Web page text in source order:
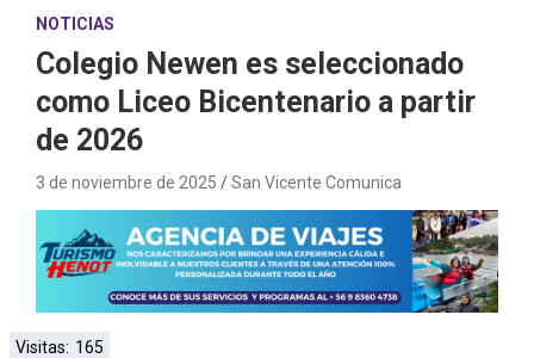
NOTICIAS
Colegio Newen es seleccionado
como Liceo Bicentenario a partir
de 2026
3 de noviembre de 2025 San Vicente Comunica
Visitas: 165